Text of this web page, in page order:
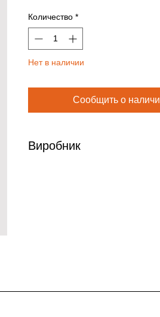
Количество *
Нет в наличии
Сообщить о
Виробник